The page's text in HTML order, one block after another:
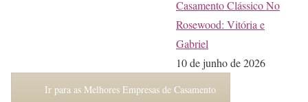
Casamento Clássico No
Rosewood: Vitória e
Gabriel
10 de junho de 2026
Ir para as Melhores Empresas de Casamento